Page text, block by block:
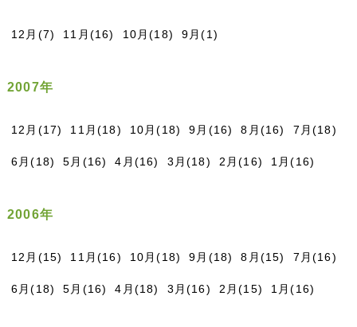
12月(7) 11月(16) 10月(18) 9月(1)
2007年
12月(17) 11月(18) 10月(18) 9月(16) 8月(16) 7月(18)
6月(18) 5月(16) 4月(16) 3月(18) 2月(16) 1月(16)
2006年
12月(15) 11月(16) 10月(18) 9月(18) 8月(15) 7月(16)
6月(18) 5月(16) 4月(18) 3月(16) 2月(15) 1月(16)